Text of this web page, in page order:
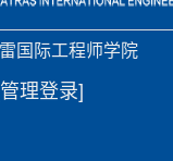
国际工程师学院
理登录]